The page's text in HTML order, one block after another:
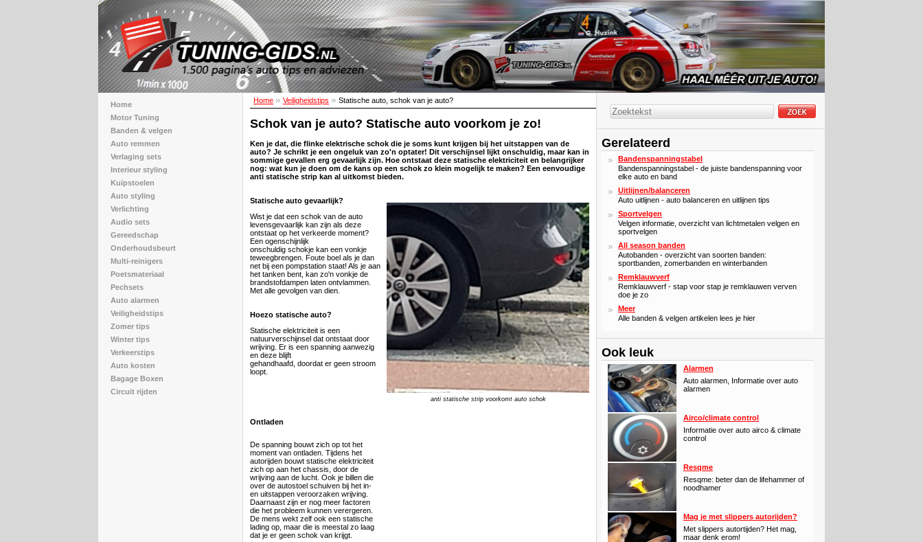
Home Veiligheidstips Statische auto, schok van je auto?
Schok van je auto? Statische auto voorkom je zo!
Ken je dat, die flinke elektrische schok die je soms kunt krijgen bij het uitstappen van de
auto? Je schrikt je een ongeluk van zo'n optater! Dit verschijnsel lijkt onschuldig, maar kan in
sommige gevallen erg gevaarlijk zijn. Hoe ontstaat deze statische elektriciteit en belangrijker
nog: wat kun je doen om de kans op een schok zo klein mogelijk te maken? Een eenvoudige
anti statische strip kan al uitkomst bieden.
Statische auto gevaarlijk?
Wist je dat een schok van de auto
levensgevaarlijk kan zijn als deze
ontstaat op het verkeerde moment?
Een ogenschijnlijk
onschuldig schokje kan een vonkje
teweegbrengen. Foute boel als je dan
net bij een pompstation staat! Als je aan
het tanken bent, kan zo'n vonkje de
brandstofdampen laten ontvlammen.
Met alle gevolgen van dien.
Hoezo statische auto?
Statische elektriciteit is een
natuurverschijnsel dat ontstaat door
wrijving. Er is een spanning aanwezig
en deze blijft
gehandhaafd, doordat er geen stroom
loopt.
anti statische strip voorkomt auto schok
Ontladen
De spanning bouwt zich op tot het
moment van ontladen. Tijdens het
autorijden bouwt statische elektriciteit
zich op aan het chassis, door de
wrijving aan de lucht. Ook je billen die
over de autostoel schuiven bij het in-
en uitstappen veroorzaken wrijving.
Daarnaast zijn er nog meer factoren
die het probleem kunnen verergeren.
De mens wekt zelf ook een statische
lading op, maar die is meestal zo laag
dat je er geen schok van krijgt.
Home
Motor Tuning
Banden & velgen
Auto remmen
Verlaging sets
Interieur styling
Kuipstoelen
Auto styling
Verlichting
Audio sets
Gereedschap
Onderhoudsbeurt
Multi-reinigers
Poetsmateriaal
Pechsets
Auto alarmen
Veiligheidstips
Zomer tips
Winter tips
Verkeerstips
Auto kosten
Bagage Boxen
Circuit rijden
Gerelateerd
Bandenspanningstabel
Bandenspanningstabel - de juiste bandenspanning voor
elke auto en band
Uitlijnen/balanceren
Auto uitlijnen - auto balanceren en uitlijnen tips
Sportvelgen
Velgen informatie, overzicht van lichtmetalen velgen en
sportvelgen
All season banden
Autobanden - overzicht van soorten banden:
sportbanden, zomerbanden en winterbanden
Remklauwverf
Remklauwverf - stap voor stap je remklauwen verven
doe je zo
Meer
Alle banden & velgen artikelen lees je hier
Ook leuk
Alarmen
Auto alarmen, Informatie over auto
alarmen
Airco/climate control
Informatie over auto airco & climate
control
Resqme
Resqme: beter dan de lifehammer of
noodhamer
Mag je met slippers autorijden?
Met slippers autortijden? Het mag,
maar denk erom!